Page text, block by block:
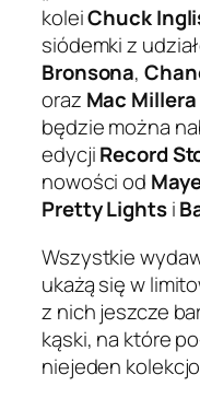
koleiChuck
siódemki z
Bronsona,
oraz Mac
będzie można
edycjiRecord
nowości od
Pretty Lightsi
Wszystkie
ukażą się w
z nich jeszcze
kąski, na które
niejeden